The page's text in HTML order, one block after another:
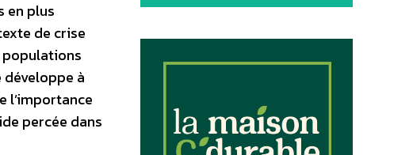
en plus
de crise
populations
développe à
l’importance
percée dans